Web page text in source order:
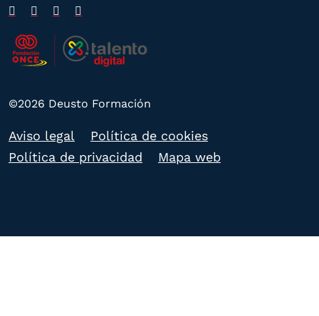
©2026 Deusto Formación
Aviso legal
Política de cookies
Política de privacidad
Mapa web